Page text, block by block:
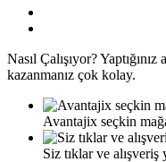
Nasıl Çalışıyor?
kazanmanız çok kolay.
Avantajix seçkin
Siz tıklar ve alışveriş